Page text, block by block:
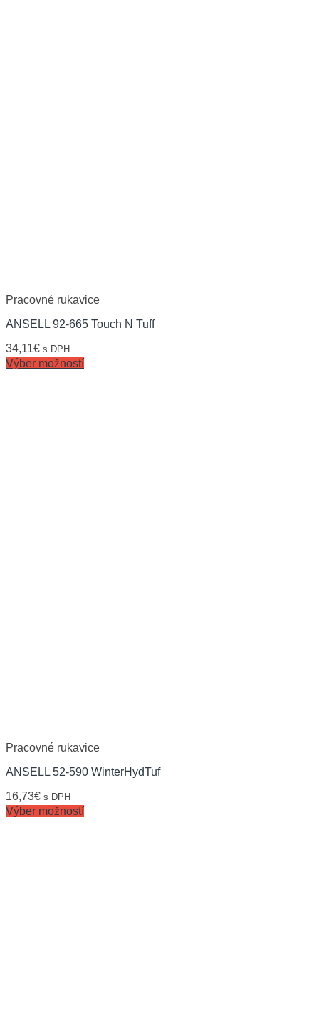
Pracovné rukavice
ANSELL 92-665 Touch N Tuff
34,11€ s DPH
Výber možností
Pracovné rukavice
ANSELL 52-590 WinterHydTuf
16,73€ s DPH
Výber možností